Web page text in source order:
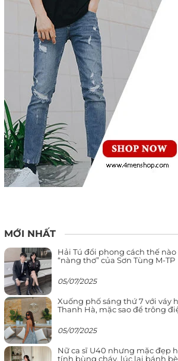
MỚI NHẤT
Hải Tú đổi phong cách thế
“nàng thơ” của Sơn Tùng M-TP
05/07/2025
Xuống phố sáng thứ 7 với váy
Thanh Hà, mặc sao để trông
05/07/2025
Nữ ca sĩ U40 nhưng mặc đẹp
tính bùng cháy, lúc lại bánh